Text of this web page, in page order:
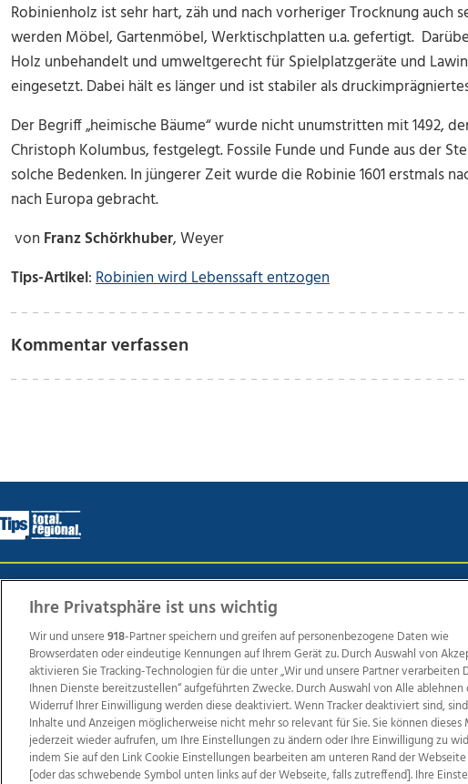
Robinienholz ist sehr hart, zäh und nach vorheriger Trocknung auch
werden Möbel, Gartenmöbel, Werktischplatten u.a. gefertigt.
Holz unbehandelt und umweltgerecht für Spielplatzgeräte und
eingesetzt. Dabei hält es länger und ist stabiler als
Der Begriff „heimische Bäume“ wurde nicht unumstritten mit 1492,
Christoph Kolumbus, festgelegt. Fossile Funde und Funde aus der
solche Bedenken. In jüngerer Zeit wurde die Robinie 1601 erstmals
nach Europa gebracht.
von Franz Schörkhuber, Weyer
Tips-Artikel:Robinien wird Lebenssaft entzogen
Kommentar verfassen
Wir über uns Mediadaten Kontakt
Weitere
TV1 di-mog-i.at OÖNow Ischler Woche Life Radio
Regionaljobs
Ihre Privatsphäre ist uns wichtig
Wir und unsere918-Partner speichern und greifen auf personenbezogene Daten wie
Browserdaten oder eindeutige Kennungen auf Ihrem Gerät zu. Durch Auswahl von
aktivieren Sie Tracking-Technologien für die unter „Wir und unsere Partner verarbeiten
Ihnen Dienste bereitzustellen“ aufgeführten Zwecke. Durch Auswahl von Alle ablehnen
Widerruf Ihrer Einwilligung werden diese deaktiviert. Wenn Tracker deaktiviert sind,
Inhalte und Anzeigen möglicherweise nicht mehr so relevant für Sie. Sie können dieses
jederzeit wieder aufrufen, um Ihre Einstellungen zu ändern oder Ihre Einwilligung zu
indem Sie auf den Link Cookie Einstellungen bearbeiten am unteren Rand der
[oder das schwebende Symbol unten links auf der Webseite, falls zutreffend]. Ihre